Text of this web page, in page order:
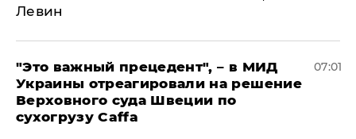
Левин
"Это важный прецедент", – в МИД
Украины отреагировали на решение
Верховного суда Швеции по
сухогрузу Caffa
07:01